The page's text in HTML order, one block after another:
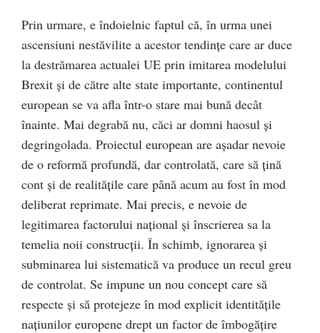
Prin urmare, e îndoielnic faptul că, în urma unei
ascensiuni nestăvilite a acestor tendinţe care ar duce
la destrămarea actualei UE prin imitarea modelului
Brexit şi de către alte state importante, continentul
european se va afla într-o stare mai bună decât
înainte. Mai degrabă nu, căci ar domni haosul şi
degringolada. Proiectul european are aşadar nevoie
de o reformă profundă, dar controlată, care să ţină
cont şi de realităţile care până acum au fost în mod
deliberat reprimate. Mai precis, e nevoie de
legitimarea factorului naţional şi înscrierea sa la
temelia noii construcţii. În schimb, ignorarea şi
subminarea lui sistematică va produce un recul greu
de controlat. Se impune un nou concept care să
respecte şi să protejeze în mod explicit identităţile
naţiunilor europene drept un factor de îmbogăţire